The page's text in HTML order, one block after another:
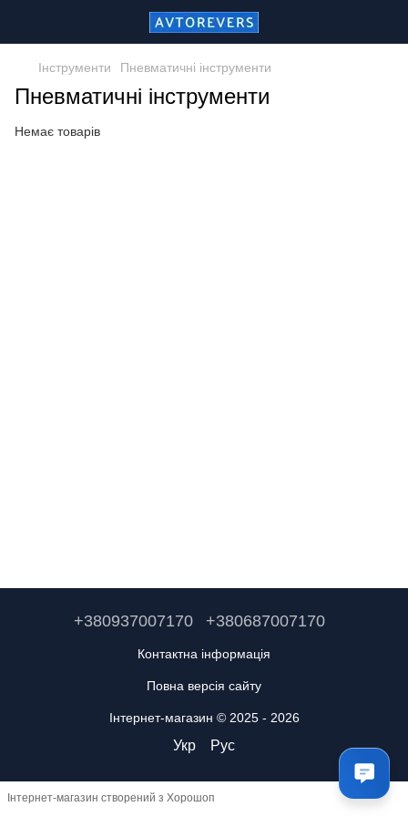
Інструменти Пневматичні інструменти
Пневматичні інструменти
Немає товарів
+380937007170 +380687007170
Контактна інформація
Повна версія сайту
Інтернет-магазин © 2025 - 2026
Укр Рус
Інтернет-магазин створений з Хорошоп